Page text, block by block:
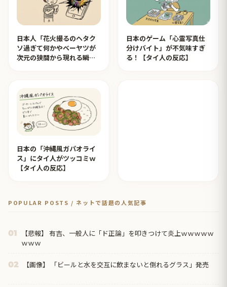
日本人「花火撮るのヘタク
ソ過ぎて何かやベーヤツが
次元の狭間から現れる瞬間
日本のゲーム「心霊写真仕
分けバイト」が不気味すぎ
る！【タイ人の反応】
日本の「沖縄風ガパオライ
ス」にタイ人がツッコミｗ
【タイ人の反応】
POPULAR POSTS / ネットで話題の人気記事
01
【悲報】 有吉、一般人に「ド正論」を叩きつけて炎上ｗｗｗｗｗ
ｗｗｗ
02 【画像】 「ビールと水を交互に飲まないと倒れるグラス」発売